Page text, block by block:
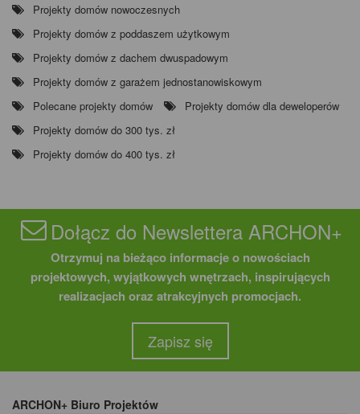
Projekty domów nowoczesnych
Projekty domów z poddaszem użytkowym
Projekty domów z dachem dwuspadowym
Projekty domów z garażem jednostanowiskowym
Polecane projekty domów
Projekty domów dla deweloperów
Projekty domów do 300 tys. zł
Projekty domów do 400 tys. zł
Dołącz do Newslettera ARCHON+
Otrzymuj na bieżąco informacje o nowościach
projektowych, wyjątkowych wnętrzach, inspirujących
realizacjach oraz atrakcyjnych promocjach.
Zapisz się
ARCHON+ Biuro Projektów